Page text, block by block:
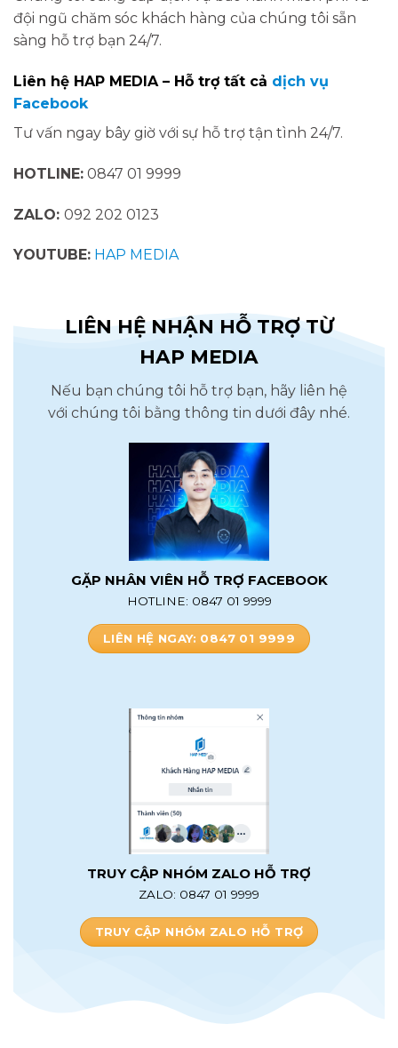
đội ngũ chăm sóc khách hàng của chúng tôi sẵn
sàng hỗ trợ bạn 24/7.
Liên hệ HAP MEDIA – Hỗ trợ tất cả dịch vụ
Facebook
Tư vấn ngay bây giờ với sự hỗ trợ tận tình 24/7.
HOTLINE: 0847 01 9999
ZALO: 092 202 0123
YOUTUBE: HAP MEDIA
LIÊN HỆ NHẬN HỖ TRỢ TỪ
HAP MEDIA
Nếu bạn chúng tôi hỗ trợ bạn, hãy liên hệ
với chúng tôi bằng thông tin dưới đây nhé.
GẶP NHÂN VIÊN HỖ TRỢ FACEBOOK
HOTLINE: 0847 01 9999
LIÊN HỆ NGAY: 0847 01 9999
TRUY CẬP NHÓM ZALO HỖ TRỢ
ZALO: 0847 01 9999
TRUY CẬP NHÓM ZALO HỖ TRỢ